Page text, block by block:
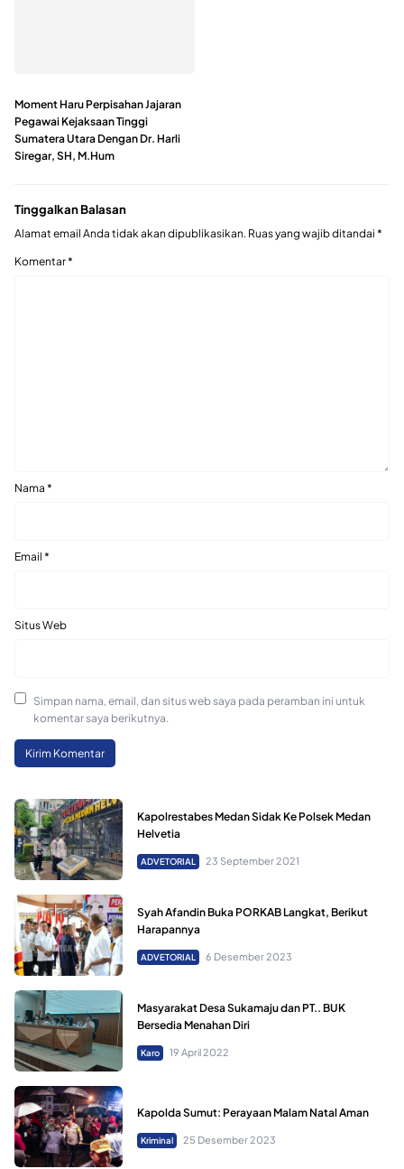
Moment Haru Perpisahan Jajaran
Pegawai Kejaksaan Tinggi
Sumatera Utara Dengan Dr. Harli
Siregar, SH, M.Hum
Tinggalkan Balasan
Alamat email Anda tidak akan dipublikasikan. Ruas yang wajib ditandai *
Komentar*
Nama *
Email *
Situs Web
Simpan nama, email, dan situs web saya pada peramban ini untuk
komentar saya berikutnya.
Kapolrestabes Medan Sidak Ke Polsek Medan
Helvetia
ADVETORIAL 23 September 2021
Syah Afandin Buka PORKAB Langkat, Berikut
Harapannya
ADVETORIAL 6 Desember 2023
Masyarakat Desa Sukamaju dan PT.. BUK
Bersedia Menahan Diri
Karo 19 April 2022
Kapolda Sumut: Perayaan Malam Natal Aman
Kriminal 25 Desember 2023